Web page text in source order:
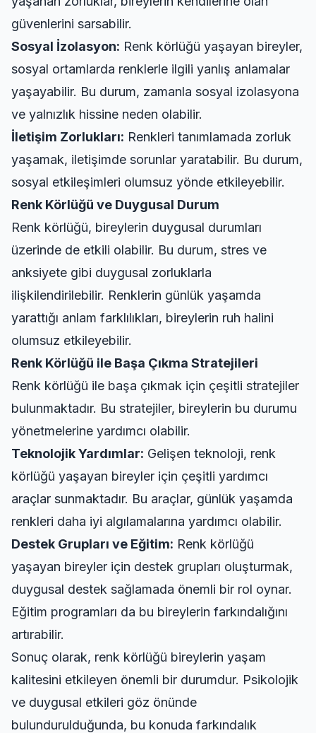
güvenlerini sarsabilir.
Sosyal İzolasyon: Renk körlüğü yaşayan bireyler,
sosyal ortamlarda renklerle ilgili yanlış anlamalar
yaşayabilir. Bu durum, zamanla sosyal izolasyona
ve yalnızlık hissine neden olabilir.
İletişim Zorlukları: Renkleri tanımlamada zorluk
yaşamak, iletişimde sorunlar yaratabilir. Bu durum,
sosyal etkileşimleri olumsuz yönde etkileyebilir.
Renk Körlüğü ve Duygusal Durum
Renk körlüğü, bireylerin duygusal durumları
üzerinde de etkili olabilir. Bu durum, stres ve
anksiyete gibi duygusal zorluklarla
ilişkilendirilebilir. Renklerin günlük yaşamda
yarattığı anlam farklılıkları, bireylerin ruh halini
olumsuz etkileyebilir.
Renk Körlüğü ile Başa Çıkma Stratejileri
Renk körlüğü ile başa çıkmak için çeşitli stratejiler
bulunmaktadır. Bu stratejiler, bireylerin bu durumu
yönetmelerine yardımcı olabilir.
Teknolojik Yardımlar: Gelişen teknoloji, renk
körlüğü yaşayan bireyler için çeşitli yardımcı
araçlar sunmaktadır. Bu araçlar, günlük yaşamda
renkleri daha iyi algılamalarına yardımcı olabilir.
Destek Grupları ve Eğitim: Renk körlüğü
yaşayan bireyler için destek grupları oluşturmak,
duygusal destek sağlamada önemli bir rol oynar.
Eğitim programları da bu bireylerin farkındalığını
artırabilir.
Sonuç olarak, renk körlüğü bireylerin yaşam
kalitesini etkileyen önemli bir durumdur. Psikolojik
ve duygusal etkileri göz önünde
bulundurulduğunda, bu konuda farkındalık